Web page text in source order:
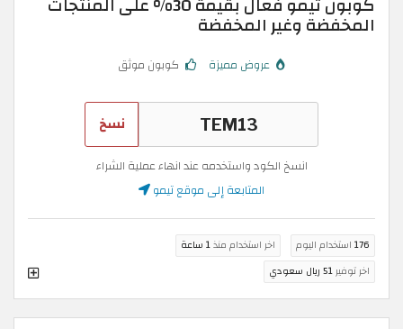
المخفضة وغير المخفضة
عروض مميزة كوبون موثق
نسخ
انسخ الكود واستخدمه عند انهاء عملية الشراء
المتابعة إلى موقع تيمو
176 استخدام اليوم اخر استخدام منذ1 ساعة
اخر توفير51 ريال سعودي